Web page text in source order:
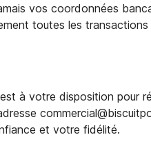
vos coordonnées
toutes les
à votre disposition pour
et votre fidélité.